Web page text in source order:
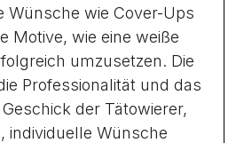
Wünsche wie Cover-Ups
Motive, wie eine weiße
umzusetzen. Die
Professionalität und das
der Tätowierer,
individuelle Wünsche